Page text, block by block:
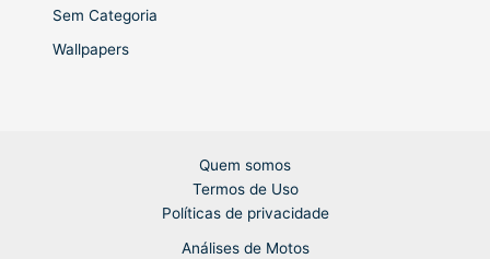
Sem Categoria
Wallpapers
Quem somos
Termos de Uso
Políticas de privacidade
Análises de Motos